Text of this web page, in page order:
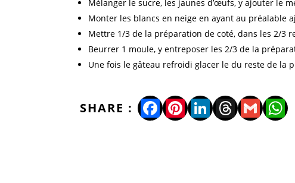
Mélanger le sucre, les jaunes d’œufs, y ajouter le
Monter les blancs en neige en ayant au préalable
Mettre 1/3 de la préparation de coté, dans les 2/3
Beurrer 1 moule, y entreposer les 2/3 de la
Une fois le gâteau refroidi glacer le du reste de la
Facebook
Pinterest
LinkedIn
Threads
Gmail